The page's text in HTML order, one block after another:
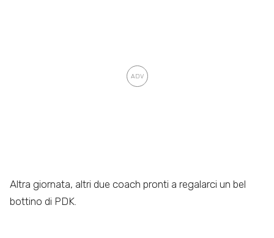
Altra giornata, altri due coach pronti a regalarci un bel
bottino di PDK.